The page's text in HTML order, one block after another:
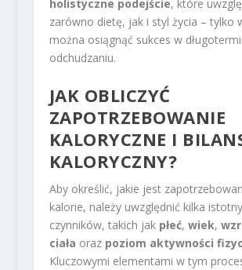
holistyczne podejście, które
zarówno dietę, jak i styl życia – tylko
można osiągnąć sukces w
odchudzaniu.
JAK OBLICZYĆ
ZAPOTRZEBOWANIE
KALORYCZNE I
KALORYCZNY?
Aby określić, jakie jest
kalorie, należy uwzględnić kilka
czynników, takich jak płeć, wiek,
ciała oraz poziom aktywności
Kluczowymi elementami w tym